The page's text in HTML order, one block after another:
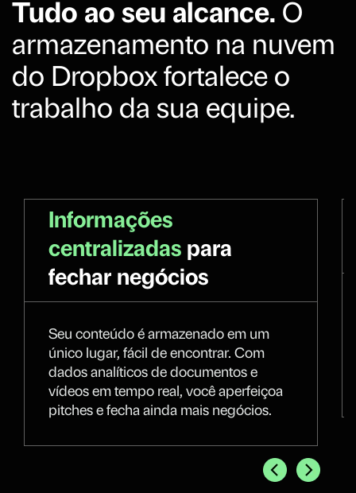
Tudo ao seu alcance. O
armazenamento na nuvem
do Dropbox fortalece o
trabalho da sua equipe.
Informações
centralizadas para
fechar negócios
Seu conteúdo é armazenado em um
único lugar, fácil de encontrar. Com
dados analíticos de documentos e
vídeos em tempo real, você aperfeiçoa
pitches e fecha ainda mais negócios.